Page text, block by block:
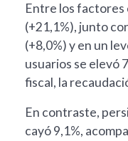
Entre los factores
(+21,1%), junto
(+8,0%) y en un
usuarios se elevó
fiscal, la
En contraste,
cayó 9,1%,